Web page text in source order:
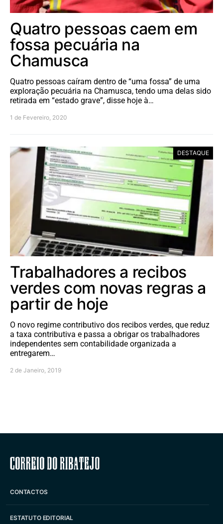
Quatro pessoas caem em
fossa pecuária na
Chamusca
Quatro pessoas caíram dentro de “uma fossa” de uma
exploração pecuária na Chamusca, tendo uma delas sido
retirada em “estado grave”, disse hoje à…
1 de Fevereiro, 2020
DESTAQUE
Trabalhadores a recibos
verdes com novas regras a
partir de hoje
O novo regime contributivo dos recibos verdes, que reduz
a taxa contributiva e passa a obrigar os trabalhadores
independentes sem contabilidade organizada a
entregarem…
2 de Janeiro, 2019
Correio do Ribatejo
CONTACTOS
ESTATUTO EDITORIAL